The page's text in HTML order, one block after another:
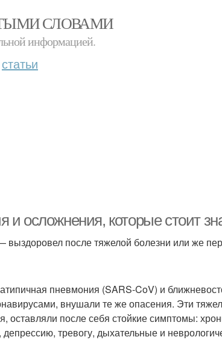
СЛОВАМИ
информацией.
статьи
и осложнения, которые стоит
выздоровел после тяжелой болезни или же
пневмония (SARS-CoV) и
внушали те же опасения. Эти
оставляли после себя стойкие симптомы:
тревогу, дыхательные и